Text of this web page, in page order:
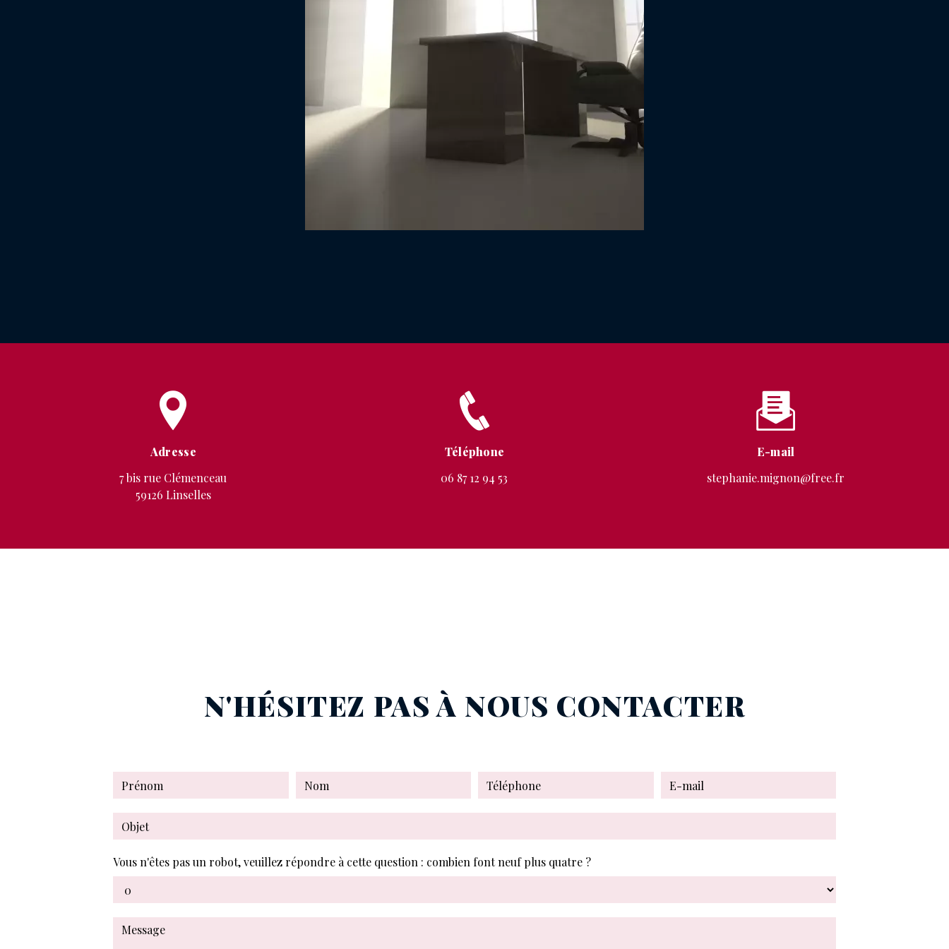
Adresse
7 bis rue Clémenceau
59126 Linselles
Téléphone
06 87 12 94 53
E-mail
stephanie.mignon@free.fr
N'HÉSITEZ PAS À NOUS CONTACTER
Vous n'êtes pas un robot, veuillez répondre à cette question : combien font neuf plus quatre ?